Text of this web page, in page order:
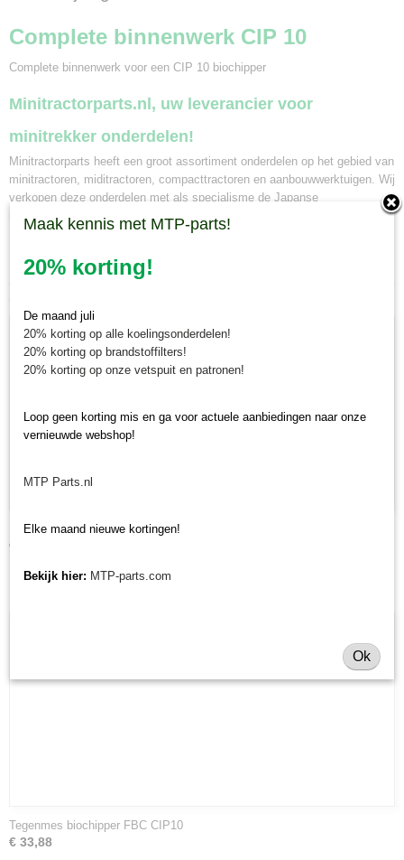
Complete binnenwerk CIP 10
Complete binnenwerk voor een CIP 10 biochipper
Minitractorparts.nl, uw leverancier voor
minitrekker onderdelen!
Minitractorparts heeft een groot assortiment onderdelen op het gebied van
minitractoren, miditractoren, compacttractoren en aanbouwwerktuigen. Wij
verkopen deze onderdelen met als specialisme de Japanse
minitractormerken Yanmar, Iseki, Kubota en Shibaura.
Mes biochipper FBC CIP10
€ 123,42
Tegenmes biochipper FBC CIP10
€ 33,88
Maak kennis met MTP-parts!
20% korting!
De maand juli
20% korting op alle koelingsonderdelen!
20% korting op brandstoffilters!
20% korting op onze vetspuit en patronen!
Loop geen korting mis en ga voor actuele aanbiedingen naar onze
vernieuwde webshop!
MTP Parts.nl
Elke maand nieuwe kortingen!
Bekijk hier: MTP-parts.com
Ok